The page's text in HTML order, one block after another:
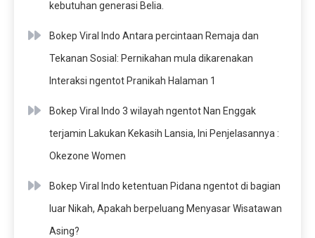
kebutuhan generasi Belia.
Bokep Viral Indo Antara percintaan Remaja dan
Tekanan Sosial: Pernikahan mula dikarenakan
Interaksi ngentot Pranikah Halaman 1
Bokep Viral Indo 3 wilayah ngentot Nan Enggak
terjamin Lakukan Kekasih Lansia, Ini Penjelasannya :
Okezone Women
Bokep Viral Indo ketentuan Pidana ngentot di bagian
luar Nikah, Apakah berpeluang Menyasar Wisatawan
Asing?